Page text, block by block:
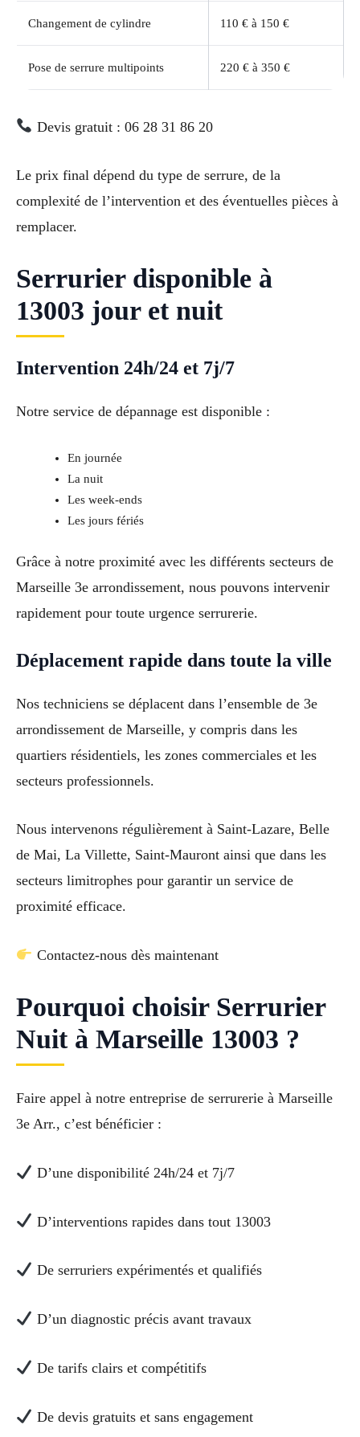
Changement de cylindre 110 € à 150 €
Pose de serrure multipoints 220 € à 350 €
Devis gratuit : 06 28 31 86 20
Le prix final dépend du type de serrure, de la
complexité de l’intervention et des éventuelles pièces à
remplacer.
Serrurier disponible à
13003 jour et nuit
Intervention 24h/24 et 7j/7
Notre service de dépannage est disponible :
En journée
La nuit
Les week-ends
Les jours fériés
Grâce à notre proximité avec les différents secteurs de
Marseille 3e arrondissement, nous pouvons intervenir
rapidement pour toute urgence serrurerie.
Déplacement rapide dans toute la ville
Nos techniciens se déplacent dans l’ensemble de 3e
arrondissement de Marseille, y compris dans les
quartiers résidentiels, les zones commerciales et les
secteurs professionnels.
Nous intervenons régulièrement à Saint-Lazare, Belle
de Mai, La Villette, Saint-Mauront ainsi que dans les
secteurs limitrophes pour garantir un service de
proximité efficace.
Contactez-nous dès maintenant
Pourquoi choisir Serrurier
Nuit à Marseille 13003 ?
Faire appel à notre entreprise de serrurerie à Marseille
3e Arr., c’est bénéficier :
D’une disponibilité 24h/24 et 7j/7
D’interventions rapides dans tout 13003
De serruriers expérimentés et qualifiés
D’un diagnostic précis avant travaux
De tarifs clairs et compétitifs
De devis gratuits et sans engagement